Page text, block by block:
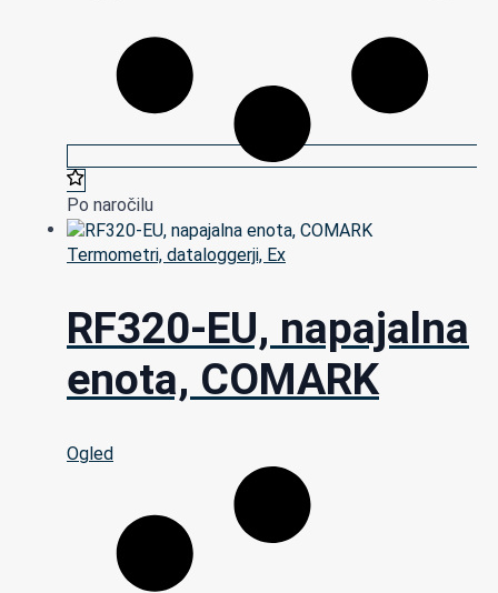
Po naročilu
Termometri, dataloggerji, Ex
RF320-EU, napajalna
enota, COMARK
Ogled